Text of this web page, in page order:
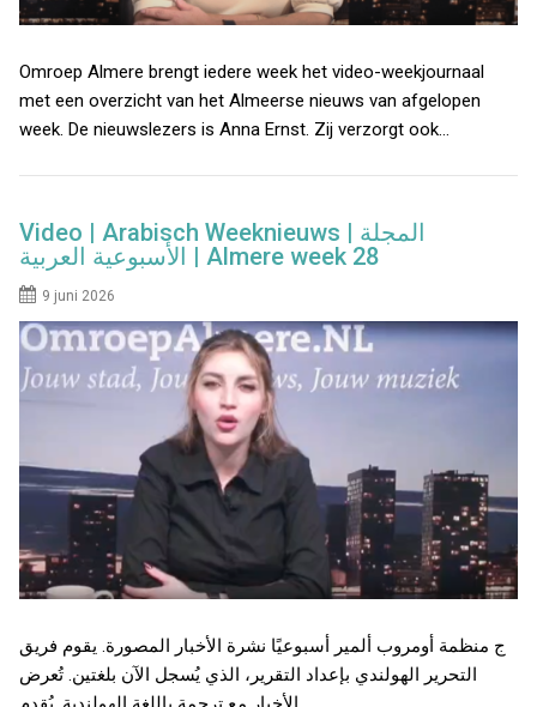
Omroep Almere brengt iedere week het video-weekjournaal
met een overzicht van het Almeerse nieuws van afgelopen
week. De nieuwslezers is Anna Ernst. Zij verzorgt ook…
Video | Arabisch Weeknieuws | المجلة
الأسبوعية العربية | Almere week 28
9 juni 2026
ج منظمة أومروب ألمير أسبوعيًا نشرة الأخبار المصورة. يقوم فريق
التحرير الهولندي بإعداد التقرير، الذي يُسجل الآن بلغتين. تُعرض